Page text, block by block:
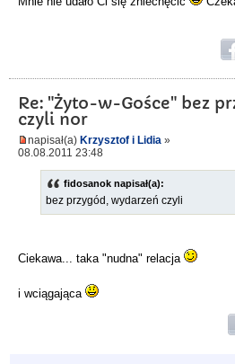
Re: "Żyto-w-Gośce" bez
czyli nor
napisał(a) Krzysztof i Lidia »
08.08.2011 23:48
fidosanok napisał(a):
bez przygód, wydarzeń czyli
Ciekawa... taka "nudna" relacja
i wciągająca